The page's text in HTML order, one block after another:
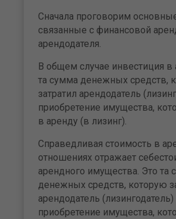
Сначала проговорим
связанные с финансовой
арендодателя.
В общем случае инвестиция в
та сумма денежных средств,
затратил арендодатель
приобретение имущества,
в аренду (в лизинг).
Справедливая стоимость в
отношениях отражает
арендного имущества. Это та
денежных средств, которую
арендодатель (лизингодатель)
приобретение имущества,